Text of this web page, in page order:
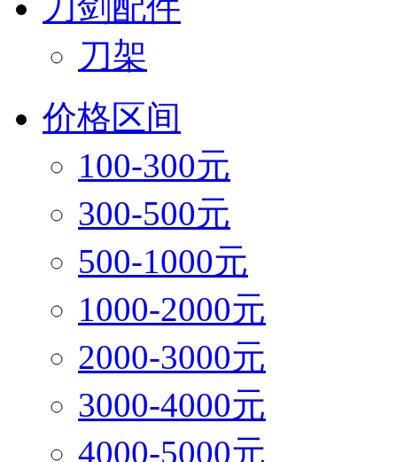
刀架
价格区间
100-300元
300-500元
500-1000元
1000-2000元
2000-3000元
3000-4000元
4000-5000元